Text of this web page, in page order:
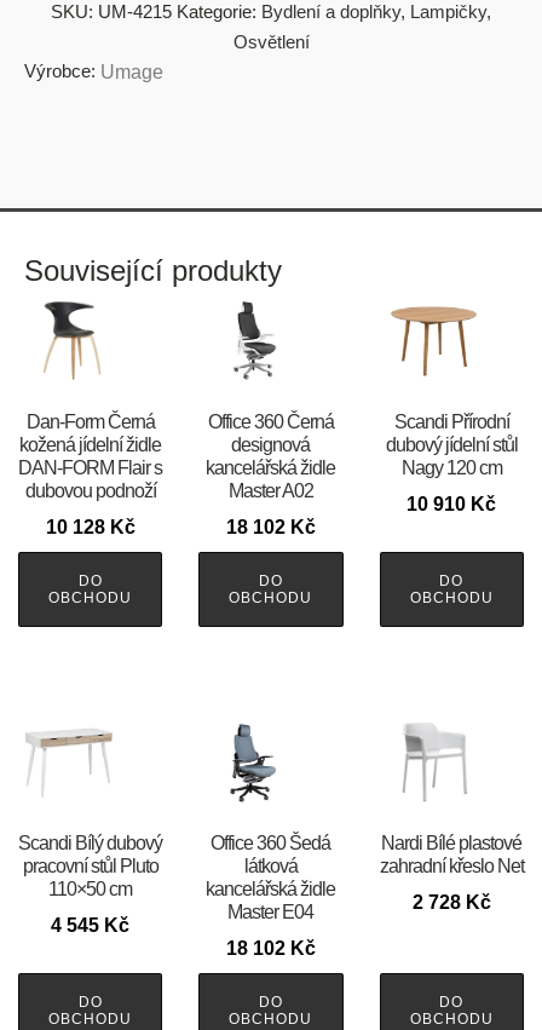
SKU: UM-4215 Kategorie: Bydlení a doplňky, Lampičky,
Osvětlení
Výrobce: Umage
Související produkty
​​​​​Dan-Form Černá
kožená jídelní židle
DAN-FORM Flair s
dubovou podnoží
10 128 Kč
DO
OBCHODU
Office 360 Černá
designová
kancelářská židle
Master A02
18 102 Kč
DO
OBCHODU
Scandi Přírodní
dubový jídelní stůl
Nagy 120 cm
10 910 Kč
DO
OBCHODU
Scandi Bílý dubový
pracovní stůl Pluto
110×50 cm
4 545 Kč
DO
OBCHODU
Office 360 Šedá
látková
kancelářská židle
Master E04
18 102 Kč
DO
OBCHODU
Nardi Bílé plastové
zahradní křeslo Net
2 728 Kč
DO
OBCHODU